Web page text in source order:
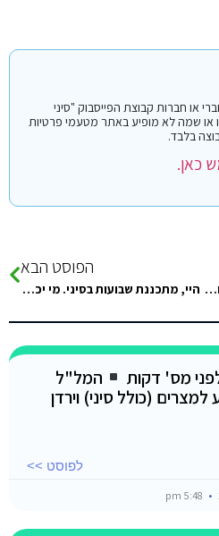
או חברות קבוצת הפייסבוק "סיני
לפני 7 שנים. שמו או שמה לא מופיע באתר מטעמי פרטיות
בלבד.
כאן.
אללהן חברה אנחנו 3 חברים שרוצים לרדת לסופש לסיניי לחושה ב ראס א שטן . נשמח לקבל מספר טלפון של…
הפוסט הבא
היי, מתכננת שבועות בסיני. מי יכול להמליץ על camp עם מזגנים שיהיה זמין בחג? תודה מישהו יכול להמליץ על המקום?
מס' דקות
המל"ל
(כולל סיני) וירדן
לפוסט >>